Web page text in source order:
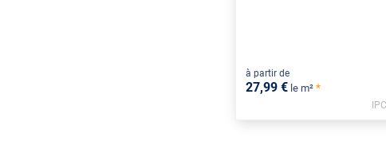
à partir de
27,99 € le m² *